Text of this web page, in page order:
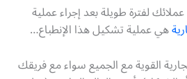
لفترة طويلة بعد إجراء عملية
هي عملية تشكيل هذا الإنطباع…
القوية مع الجميع سواء مع فريقك